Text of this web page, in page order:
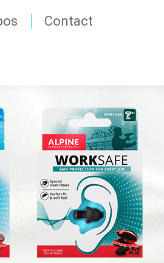
Contact